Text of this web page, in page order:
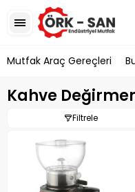
Mutfak Araç Gereçleri
Kahve
Filtrele